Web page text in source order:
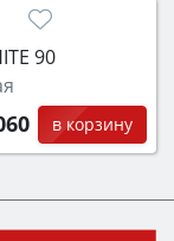
семьи,
90
в корзину